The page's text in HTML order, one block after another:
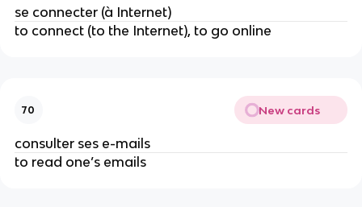
se connecter (à Internet)
to connect (to the Internet), to go online
70 New cards
consulter ses e-mails
to read one’s emails